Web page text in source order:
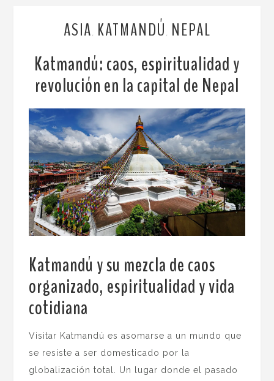
ASIA KATMANDÚ NEPAL
Katmandú: caos, espiritualidad y
revolución en la capital de Nepal
Katmandú y su mezcla de caos
organizado, espiritualidad y vida
cotidiana
Visitar Katmandú es asomarse a un mundo que
se resiste a ser domesticado por la
globalización total. Un lugar donde el pasado